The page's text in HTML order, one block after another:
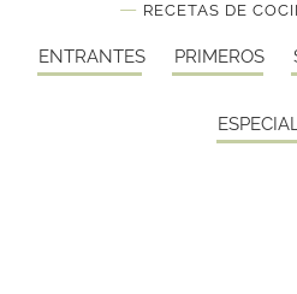
— RECETAS DE
ENTRANTES PRIMEROS